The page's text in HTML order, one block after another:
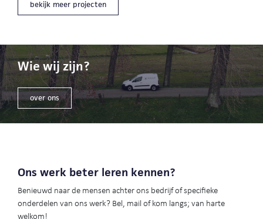
bekijk meer projecten
Wie wij zijn?
over ons
Ons werk beter leren kennen?
Benieuwd naar de mensen achter ons bedrijf of specifieke
onderdelen van ons werk? Bel, mail of kom langs; van harte
welkom!